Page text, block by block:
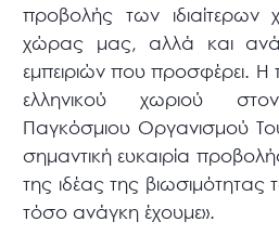
προβολής των ιδιαίτερων
χώρας μας, αλλά και
εμπειριών που προσφέρει. Η
ελληνικού χωριού
Παγκόσμιου Οργανισμού
σημαντική ευκαιρία
της ιδέας της
τόσο ανάγκη έχουμε».